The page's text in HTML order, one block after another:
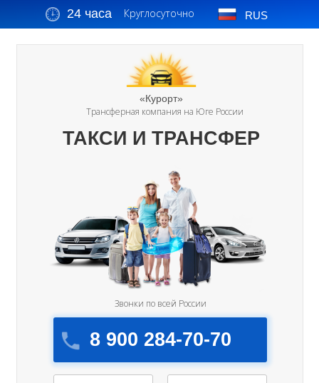
24 часа Круглосуточно RUS
«Курорт»
Трансферная компания на Юге России
8 900 284-70-70
Звонки по всей России
ТАКСИ И ТРАНСФЕР